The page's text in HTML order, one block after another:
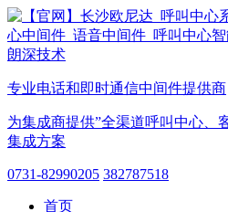
专业电话和即时通信中间件提供商
为集成商提供”全渠道呼叫中心、
集成方案
0731-82990205 382787518
首页